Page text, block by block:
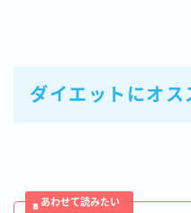
ダイエットにオス